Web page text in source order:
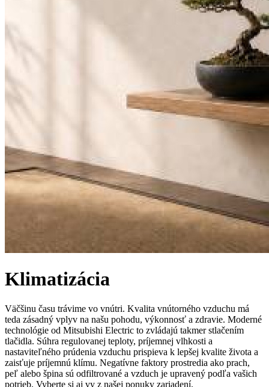
Klimatizácia
Väčšinu času trávime vo vnútri. Kvalita vnútorného vzduchu má
teda zásadný vplyv na našu pohodu, výkonnosť a zdravie. Moderné
technológie od Mitsubishi Electric to zvládajú takmer stlačením
tlačidla. Súhra regulovanej teploty, príjemnej vlhkosti a
nastaviteľného prúdenia vzduchu prispieva k lepšej kvalite života a
zaisťuje príjemnú klímu. Negatívne faktory prostredia ako prach,
peľ alebo špina sú odfiltrované a vzduch je upravený podľa vašich
potrieb. Vyberte si aj vy z našej ponuky zariadení.